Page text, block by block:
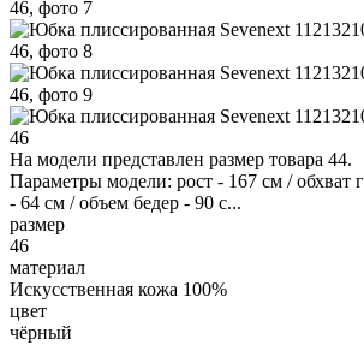
На модели представлен размер товара 44.
Параметры модели: рост - 167 см / обхват
- 64 см / объем бедер - 90 с...
размер
46
материал
Искусственная кожа 100%
цвет
чёрный